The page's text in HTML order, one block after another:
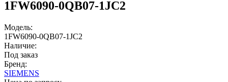
1FW6090-0QB07-1JC2
Модель:
1FW6090-0QB07-1JC2
Наличие:
Под заказ
Бренд:
SIEMENS